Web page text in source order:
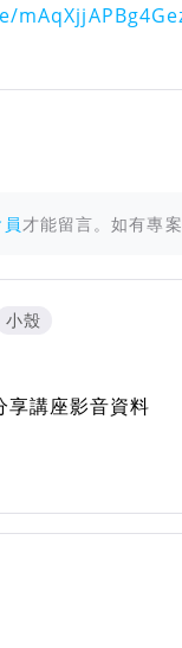
才能留言。如有專
小殼
享講座影音資料